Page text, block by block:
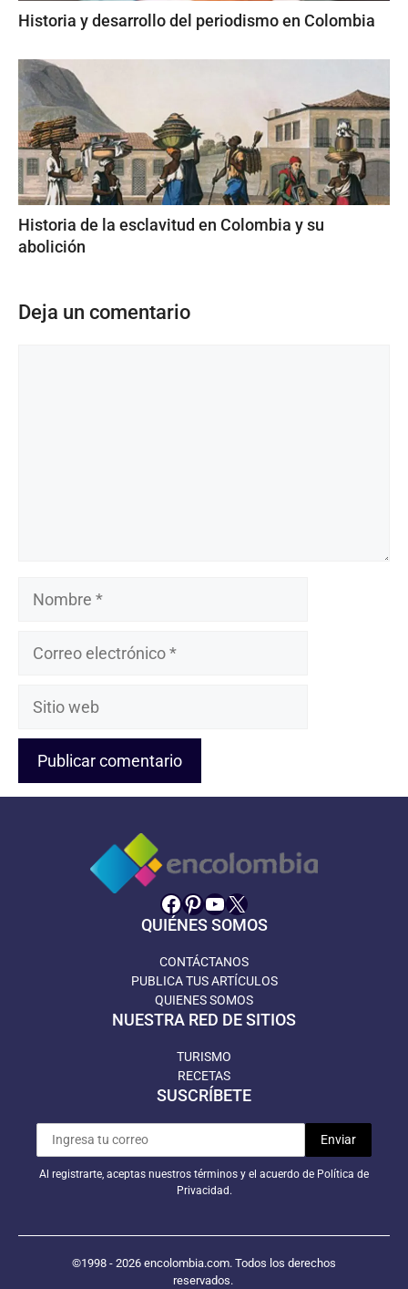
Historia y desarrollo del periodismo en Colombia
Historia de la esclavitud en Colombia y su
abolición
Deja un comentario
Nombre
Sitio
Facebook
Pinterest
YouTube
X
QUIÉNES SOMOS
CONTÁCTANOS
PUBLICA TUS ARTÍCULOS
QUIENES SOMOS
NUESTRA RED DE SITIOS
TURISMO
RECETAS
SUSCRÍBETE
Al registrarte, aceptas nuestros términos y el acuerdo de Política de
Privacidad.
©1998 - 2026 encolombia.com. Todos los derechos
reservados.